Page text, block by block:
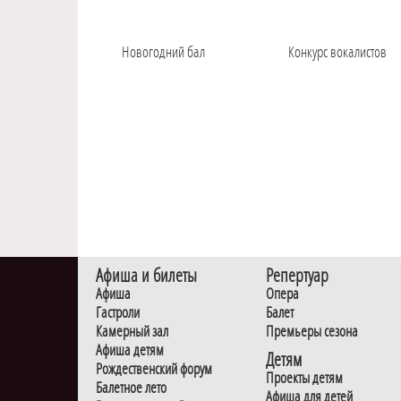
Новогодний бал Конкурс вокалистов
Афиша и билеты
Афиша
Гастроли
Камерный зал
Афиша детям
Рождественский форум
Балетное лето
Репертуар
Опера
Балет
Премьеры сезона
Детям
Проекты детям
Афиша для детей